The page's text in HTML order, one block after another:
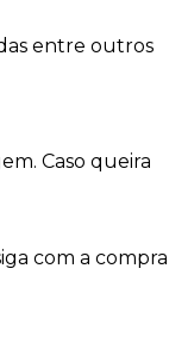
entre outros
Caso queira
com a compra